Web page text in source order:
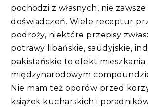
pochodzi z własnych, nie
doświadczeń. Wiele receptur
podroży, niektóre przepisy
potrawy libańskie, saudyjskie,
pakistańskie to efekt mieszkania
międzynarodowym
Nie mam też oporów przed
książek kucharskich i